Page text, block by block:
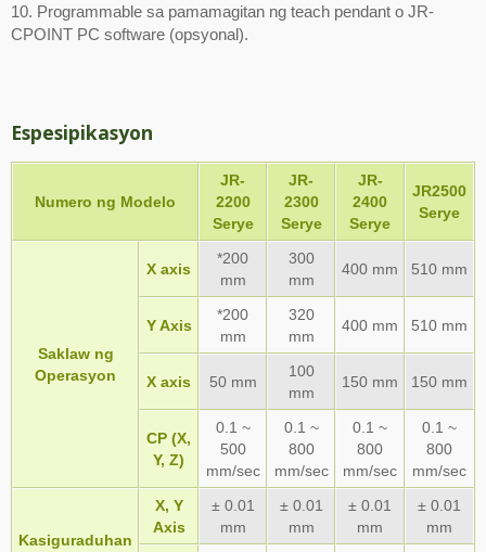
10. Programmable sa pamamagitan ng teach pendant o JR-
CPOINT PC software (opsyonal).
Espesipikasyon
Numero ng Modelo
JR-
2200
Serye
JR-
2300
Serye
JR-
2400
Serye
JR2500
Serye
Saklaw ng
Operasyon
X axis
*200
mm
300
mm
400 mm 510 mm
Y Axis
*200
mm
320
mm
400 mm 510 mm
X axis 50 mm
100
mm
150 mm 150 mm
CP (X,
Y, Z)
0.1 ~
500
mm/sec
0.1 ~
800
mm/sec
0.1 ~
800
mm/sec
0.1 ~
800
mm/sec
Kasiguraduhan
X, Y
Axis
± 0.01
mm
± 0.01
mm
± 0.01
mm
± 0.01
mm